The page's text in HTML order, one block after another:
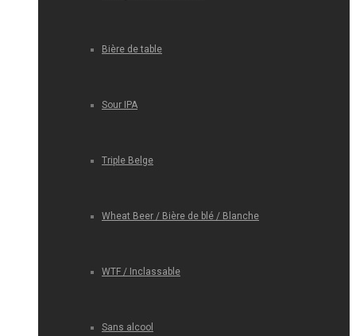
Bière de table
Sour IPA
Triple Belge
Wheat Beer / Bière de blé / Blanche
WTF / Inclassable
Sans alcool